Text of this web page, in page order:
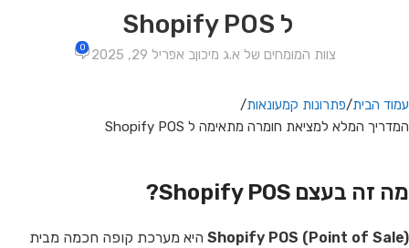
ל Shopify POS
צוות המומחים של א.ג מיכוןב אפריל 29, 2025 0
עמוד הבית פתרונות קמעונאות
המדריך המלא למציאת חומרה מתאימה ל Shopify POS
מה זה בעצם Shopify POS?
Shopify POS (Point of Sale) היא מערכת קופה חכמה מבית